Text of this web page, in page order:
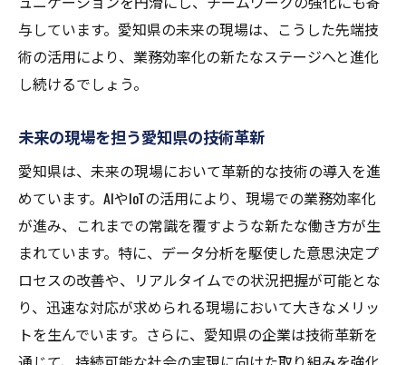
与しています。愛知県の未来の現場は、こうした先端技
術の活用により、業務効率化の新たなステージへと進化
し続けるでしょう。
未来の現場を担う愛知県の技術革新
愛知県は、未来の現場において革新的な技術の導入を進
めています。AIやIoTの活用により、現場での業務効率化
が進み、これまでの常識を覆すような新たな働き方が生
まれています。特に、データ分析を駆使した意思決定プ
ロセスの改善や、リアルタイムでの状況把握が可能とな
り、迅速な対応が求められる現場において大きなメリッ
トを生んでいます。さらに、愛知県の企業は技術革新を